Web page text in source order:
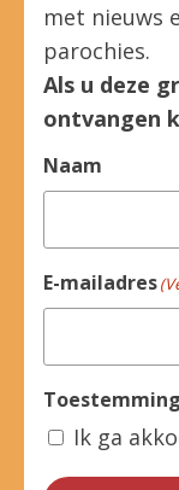
met nieuws
parochies.
Als u deze
ontvangen
Naam
E-mailadres
Toestemming
Ik ga